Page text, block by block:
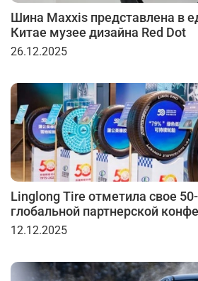
Шина Maxxis представлена в
Китае музее дизайна Red Dot
26.12.2025
Linglong Tire отметила свое
глобальной партнерской
12.12.2025